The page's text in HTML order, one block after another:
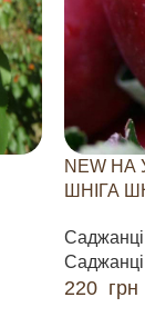
NEW НА
ШНІГА
Саджанці
220 грн